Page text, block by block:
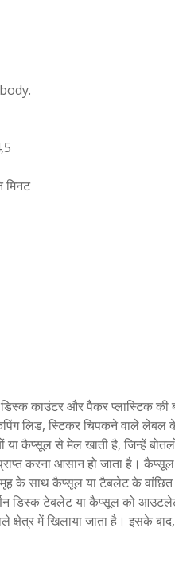
मिनट
काउंटर और पैकर प्लास्टिक
लिड, स्टिकर चिपकने वाले लेबल
कैप्सूल से मेल खाती है, जिन्हें
करना आसान हो जाता है।
के साथ कैप्सूल या टैबलेट के
डिस्क टेबलेट या कैप्सूल को
में खिलाया जाता है। इसके